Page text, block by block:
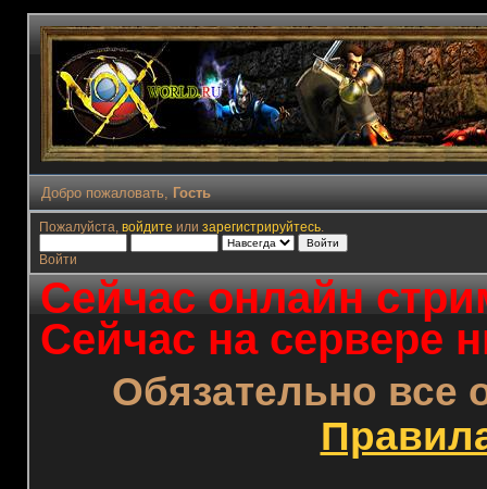
Добро пожаловать, Гость
Пожалуйста, войдите или зарегистрируйтесь.
Войти
Сейчас онлайн
Сейчас на сервере
Обязательно все